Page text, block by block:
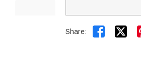
Share: 